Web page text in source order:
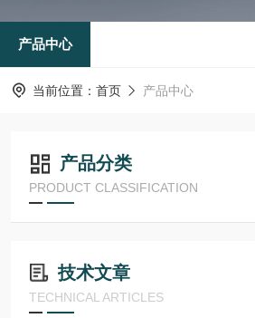
产品中心
当前位置： 首页 产品中心
产品分类
PRODUCT CLASSIFICATION
技术文章
TECHNICAL ARTICLES